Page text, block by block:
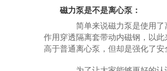
磁力泵是不是离心泵：
简单来说磁力泵是使用了
作用穿透隔离套带动内磁钢，以
高于普通离心泵，但却是强化了安